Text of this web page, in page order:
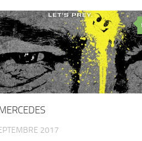
2017